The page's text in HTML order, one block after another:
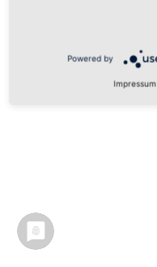
Powered by
Impressum